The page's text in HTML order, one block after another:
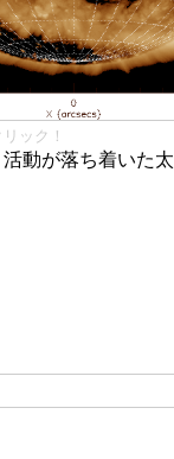
ック！
動が落ち着いた太